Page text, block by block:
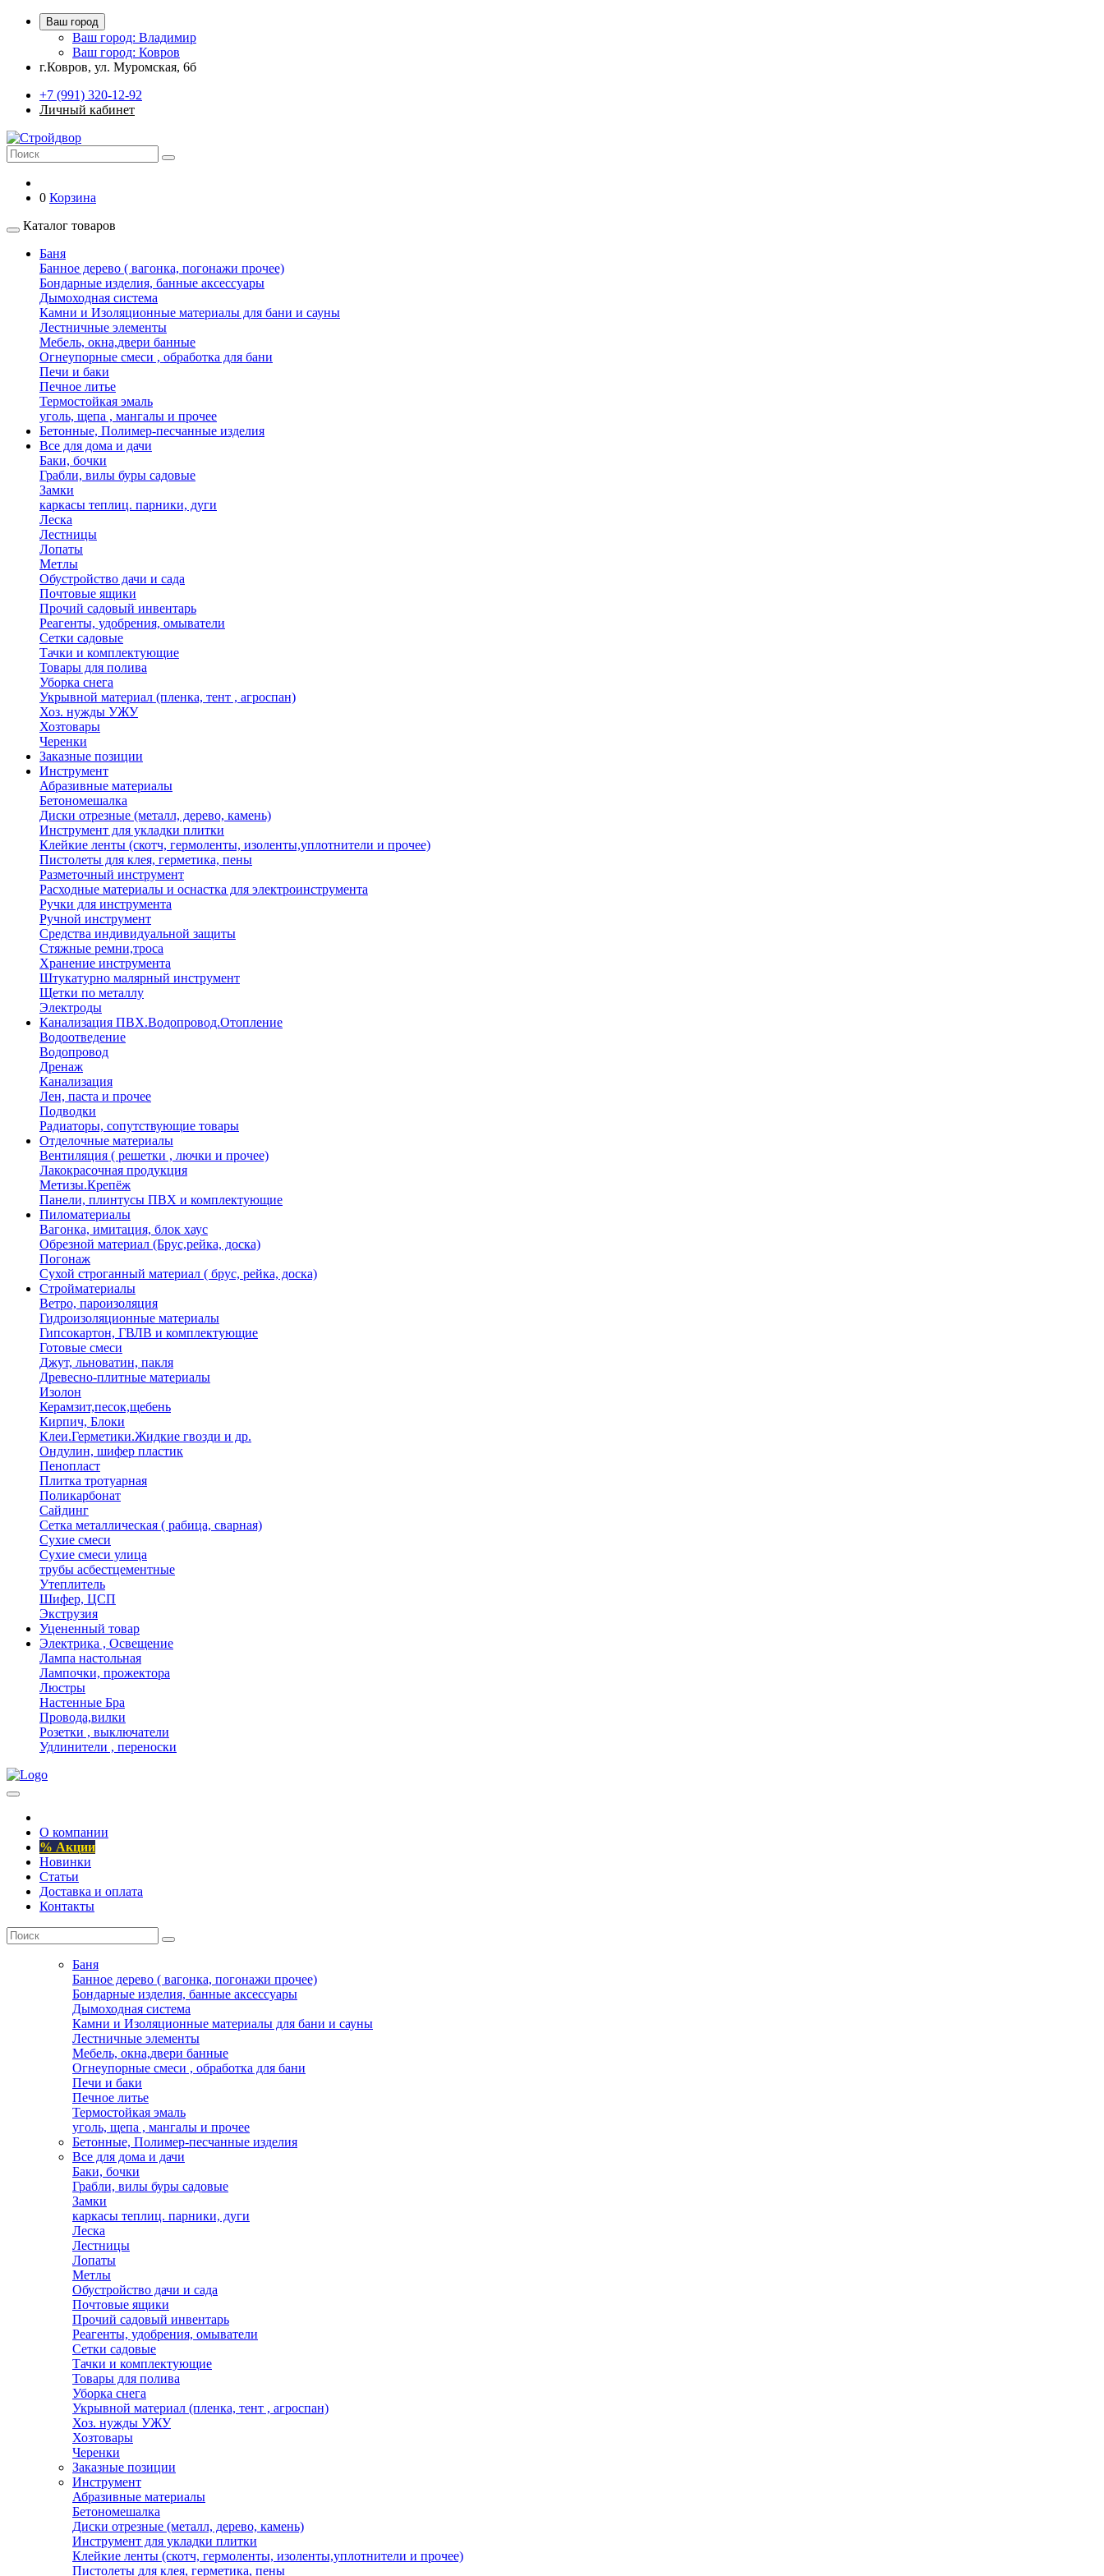
Ваш город
Ваш город: Владимир
Ваш город: Ковров
г.Ковров, ул. Муромская, 6б
+7 (991) 320-12-92
Личный кабинет
0 Корзина
Каталог товаров
Баня
Банное дерево ( вагонка, погонажи прочее)
Бондарные изделия, банные аксессуары
Дымоходная система
Камни и Изоляционные материалы для бани и сауны
Лестничные элементы
Мебель, окна,двери банные
Огнеупорные смеси , обработка для бани
Печи и баки
Печное литье
Термостойкая эмаль
уголь, щепа , мангалы и прочее
Бетонные, Полимер-песчанные изделия
Все для дома и дачи
Баки, бочки
Грабли, вилы буры садовые
Замки
каркасы теплиц. парники, дуги
Леска
Лестницы
Лопаты
Метлы
Обустройство дачи и сада
Почтовые ящики
Прочий садовый инвентарь
Реагенты, удобрения, омыватели
Сетки садовые
Тачки и комплектующие
Товары для полива
Уборка снега
Укрывной материал (пленка, тент , агроспан)
Хоз. нужды УЖУ
Хозтовары
Черенки
Заказные позиции
Инструмент
Абразивные материалы
Бетономешалка
Диски отрезные (металл, дерево, камень)
Инструмент для укладки плитки
Клейкие ленты (скотч, гермоленты, изоленты,уплотнители и прочее)
Пистолеты для клея, герметика, пены
Разметочный инструмент
Расходные материалы и оснастка для электроинструмента
Ручки для инструмента
Ручной инструмент
Средства индивидуальной защиты
Стяжные ремни,троса
Хранение инструмента
Штукатурно малярный инструмент
Щетки по металлу
Электроды
Канализация ПВХ.Водопровод.Отопление
Водоотведение
Водопровод
Дренаж
Канализация
Лен, паста и прочее
Подводки
Радиаторы, сопутствующие товары
Отделочные материалы
Вентиляция ( решетки , лючки и прочее)
Лакокрасочная продукция
Метизы.Крепёж
Панели, плинтусы ПВХ и комплектующие
Пиломатериалы
Вагонка, имитация, блок хаус
Обрезной материал (Брус,рейка, доска)
Погонаж
Сухой строганный материал ( брус, рейка, доска)
Стройматериалы
Ветро, пароизоляция
Гидроизоляционные материалы
Гипсокартон, ГВЛВ и комплектующие
Готовые смеси
Джут, льноватин, пакля
Древесно-плитные материалы
Изолон
Керамзит,песок,щебень
Кирпич, Блоки
Клеи.Герметики.Жидкие гвозди и др.
Ондулин, шифер пластик
Пенопласт
Плитка тротуарная
Поликарбонат
Сайдинг
Сетка металлическая ( рабица, сварная)
Сухие смеси
Сухие смеси улица
трубы асбестцементные
Утеплитель
Шифер, ЦСП
Экструзия
Уцененный товар
Электрика , Освещение
Лампа настольная
Лампочки, прожектора
Люстры
Настенные Бра
Провода,вилки
Розетки , выключатели
Удлинители , переноски
О компании
% Акции
Новинки
Статьи
Доставка и оплата
Контакты
Баня
Банное дерево ( вагонка, погонажи прочее)
Бондарные изделия, банные аксессуары
Дымоходная система
Камни и Изоляционные материалы для бани и сауны
Лестничные элементы
Мебель, окна,двери банные
Огнеупорные смеси , обработка для бани
Печи и баки
Печное литье
Термостойкая эмаль
уголь, щепа , мангалы и прочее
Бетонные, Полимер-песчанные изделия
Все для дома и дачи
Баки, бочки
Грабли, вилы буры садовые
Замки
каркасы теплиц. парники, дуги
Леска
Лестницы
Лопаты
Метлы
Обустройство дачи и сада
Почтовые ящики
Прочий садовый инвентарь
Реагенты, удобрения, омыватели
Сетки садовые
Тачки и комплектующие
Товары для полива
Уборка снега
Укрывной материал (пленка, тент , агроспан)
Хоз. нужды УЖУ
Хозтовары
Черенки
Заказные позиции
Инструмент
Абразивные материалы
Бетономешалка
Диски отрезные (металл, дерево, камень)
Инструмент для укладки плитки
Клейкие ленты (скотч, гермоленты, изоленты,уплотнители и прочее)
Пистолеты для клея, герметика, пены